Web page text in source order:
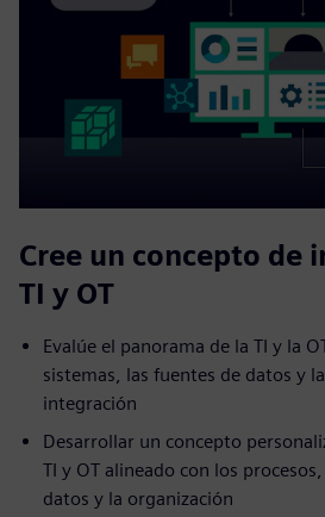
Cree un concepto de
TI y OT
Evalúe el panorama de la TI y la
sistemas, las fuentes de datos y
integración
Desarrollar un concepto
TI y OT alineado con los
datos y la organización